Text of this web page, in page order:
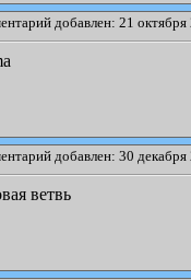
добавлен: 21
добавлен: 30
ветвь